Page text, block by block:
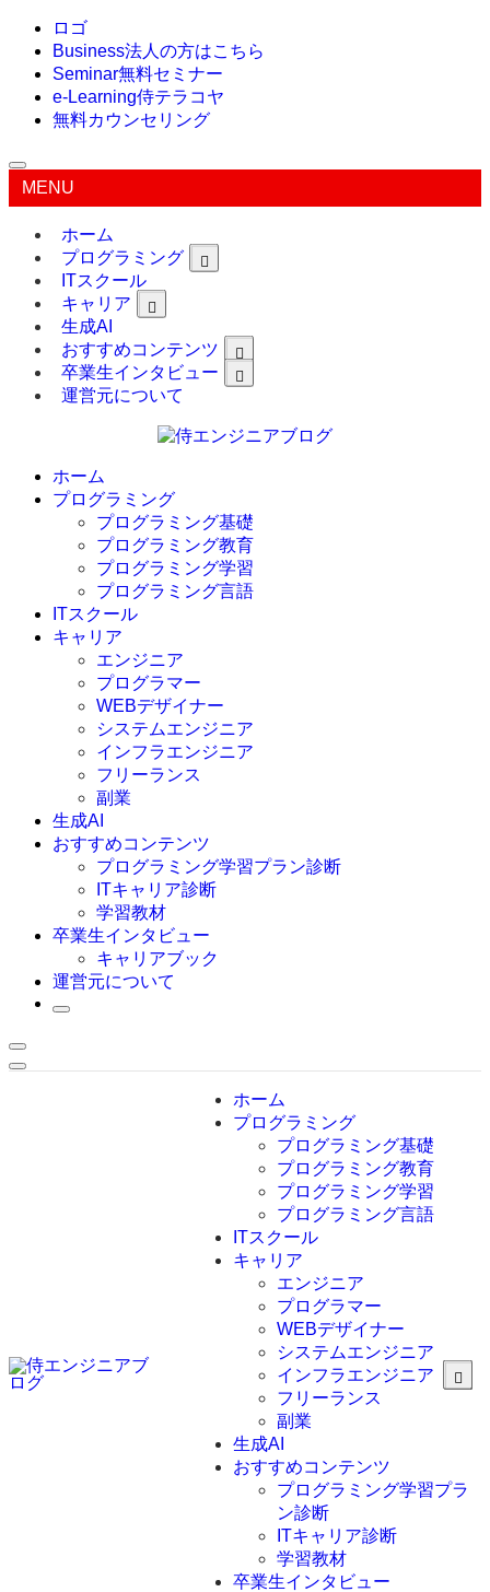
ロゴ
Business法人の方はこちら
Seminar無料セミナー
e-Learning侍テラコヤ
無料カウンセリング
MENU
ホーム
プログラミング
ITスクール
キャリア
生成AI
おすすめコンテンツ
卒業生インタビュー
運営元について
ホーム
プログラミング
プログラミング基礎
プログラミング教育
プログラミング学習
プログラミング言語
C言語
C#
VBA
Go言語
Kotlin
Java
JavaScript
Swift
Ruby
その他言語
ITスクール
キャリア
エンジニア
プログラマー
WEBデザイナー
システムエンジニア
インフラエンジニア
フリーランス
副業
生成AI
おすすめコンテンツ
プログラミング学習プラン診断
ITキャリア診断
学習教材
卒業生インタビュー
キャリアブック
運営元について
ホーム
プログラミング
プログラミング基礎
プログラミング教育
プログラミング学習
プログラミング言語
C言語
C#
VBA
Go言語
Kotlin
Java
JavaScript
Swift
Ruby
ITスクール
キャリア
エンジニア
プログラマー
WEBデザイナー
システムエンジニア
インフラエンジニア
フリーランス
副業
生成AI
おすすめコンテンツ
プログラミング学習プラ
ン診断
ITキャリア診断
学習教材
卒業生インタビュー